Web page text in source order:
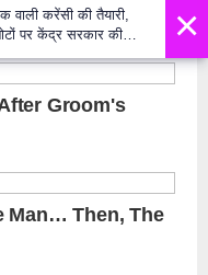
×
वाली करेंसी की तैयारी,
पर केंद्र सरकार की
में दिखेंगे प्लास्टिक के
Modi U